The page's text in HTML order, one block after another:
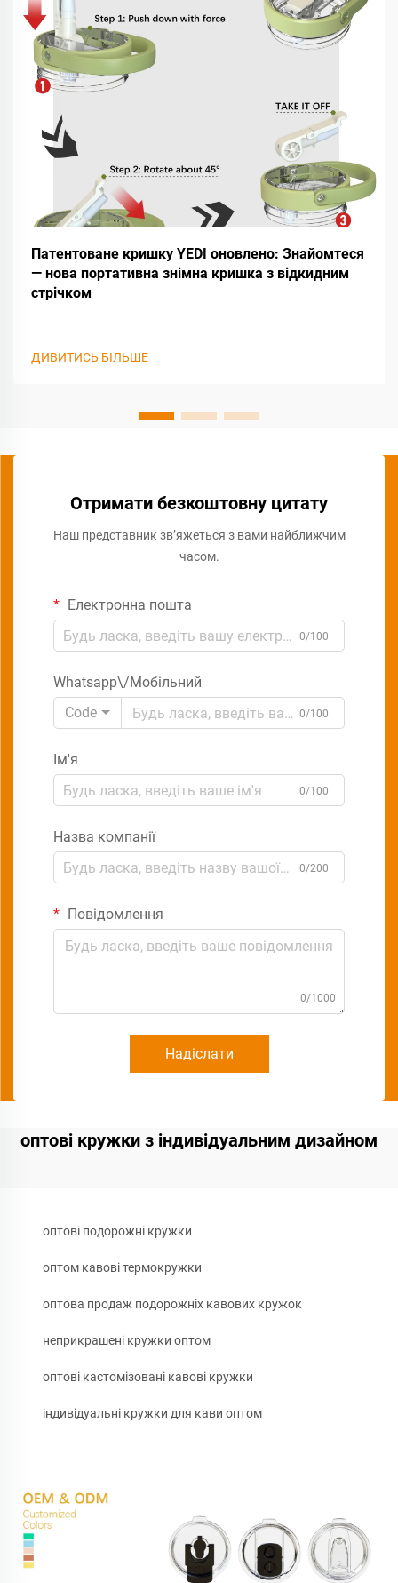
Патентоване кришку YEDI оновлено: Знайомтеся
— нова портативна знімна кришка з відкидним
стрічком
ДИВИТИСЬ БІЛЬШЕ
Отримати безкоштовну цитату
Наш представник зв’яжеться з вами найближчим
часом.
Електронна пошта
0/100
Whatsapp\/Мобільний
Code
0/100
Ім'я
0/100
Назва компанії
0/200
Повідомлення
0/1000
Надіслати
оптові кружки з індивідуальним дизайном
оптові подорожні кружки
оптом кавові термокружки
оптова продаж подорожніх кавових кружок
неприкрашені кружки оптом
оптові кастомізовані кавові кружки
індивідуальні кружки для кави оптом